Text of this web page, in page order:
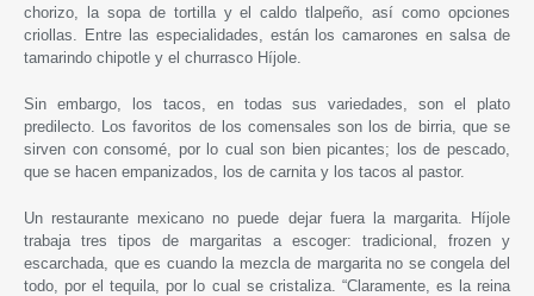
chorizo, la sopa de tortilla y el caldo tlalpeño, así como opciones
criollas. Entre las especialidades, están los camarones en salsa de
tamarindo chipotle y el churrasco Híjole.
Sin embargo, los tacos, en todas sus variedades, son el plato
predilecto. Los favoritos de los comensales son los de birria, que se
sirven con consomé, por lo cual son bien picantes; los de pescado,
que se hacen empanizados, los de carnita y los tacos al pastor.
Un restaurante mexicano no puede dejar fuera la margarita. Híjole
trabaja tres tipos de margaritas a escoger: tradicional, frozen y
escarchada, que es cuando la mezcla de margarita no se congela del
todo, por el tequila, por lo cual se cristaliza. “Claramente, es la reina